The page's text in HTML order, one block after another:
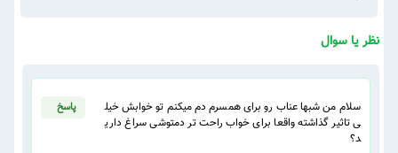
نظر یا سوال
سلام من شبها عناب رو برای همسرم دم میکنم تو خوابش خیل
ی تاثیر گذاشته واقعا برای خواب راحت تر دمتوشی سراغ داری
د؟
پاسخ